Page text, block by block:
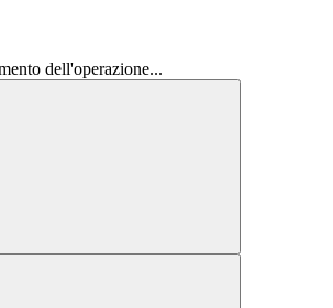
dell'operazione...